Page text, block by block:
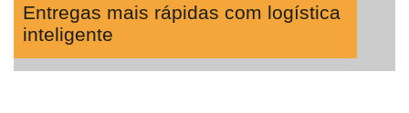
Entregas mais rápidas com logística
inteligente